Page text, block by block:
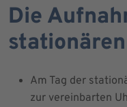
Die
Am Tag der
zur vereinbarten